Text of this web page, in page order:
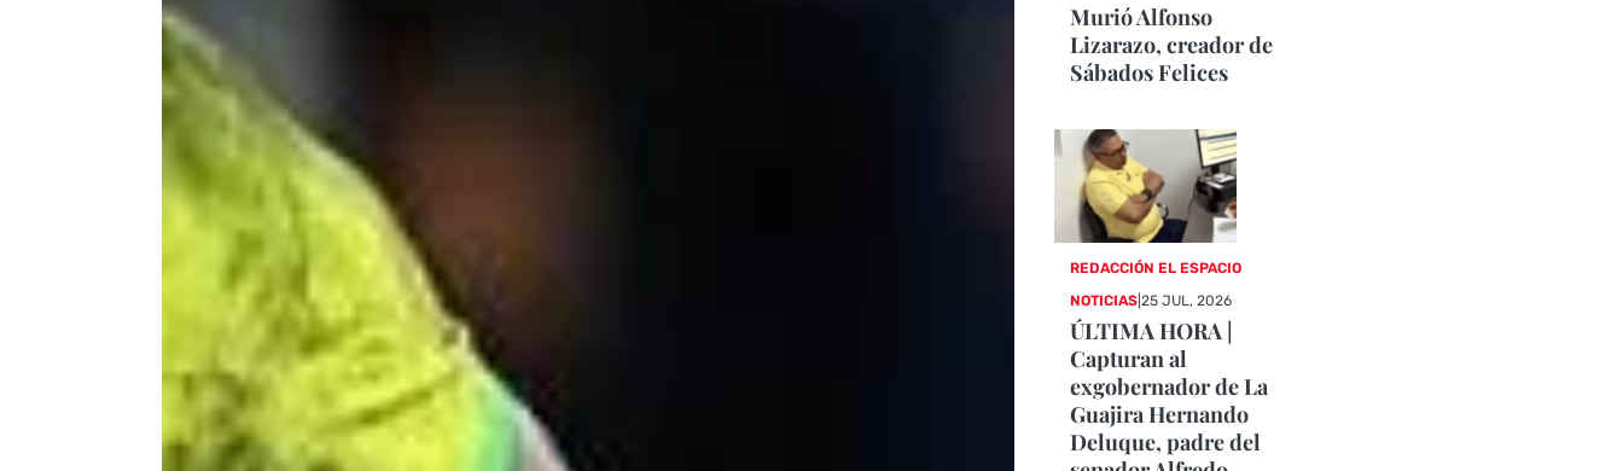
Murió Alfonso
Lizarazo, creador de
Sábados Felices
REDACCIÓN EL ESPACIO
NOTICIAS |25 JUL, 2026
ÚLTIMA HORA |
Capturan al
exgobernador de La
Guajira Hernando
Deluque, padre del